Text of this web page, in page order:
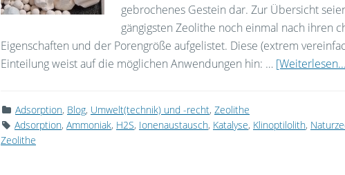
gebrochenes Gestein dar. Zur Übersicht
gängigsten Zeolithe noch einmal nach ihren
Eigenschaften und der Porengröße aufgelistet. Diese (extrem
Einteilung weist auf die möglichen Anwendungen hin: …
Adsorption, Blog, Umwelt(technik) und -recht, Zeolithe
Adsorption, Ammoniak, H2S, Ionenaustausch, Katalyse, Klinoptilolith,
Zeolithe